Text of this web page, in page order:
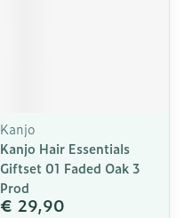
Kanjo
Kanjo Hair Essentials
Giftset 01 Faded Oak 3
Prod
€ 29,90